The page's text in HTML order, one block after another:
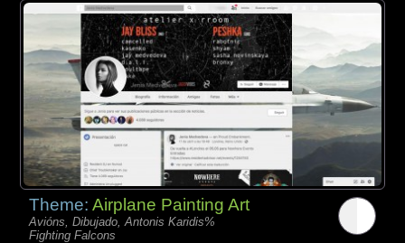
Theme:Airplane Painting Art
Avións, Dibujado, Antonis Karidis%
Fighting Falcons